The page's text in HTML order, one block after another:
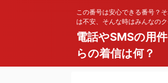
この番号は安心できる番号？
は不安、そんな時はみんなの
電話やSMSの用
らの着信は何？